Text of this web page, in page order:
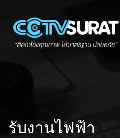
content
รับงานไฟฟ้า